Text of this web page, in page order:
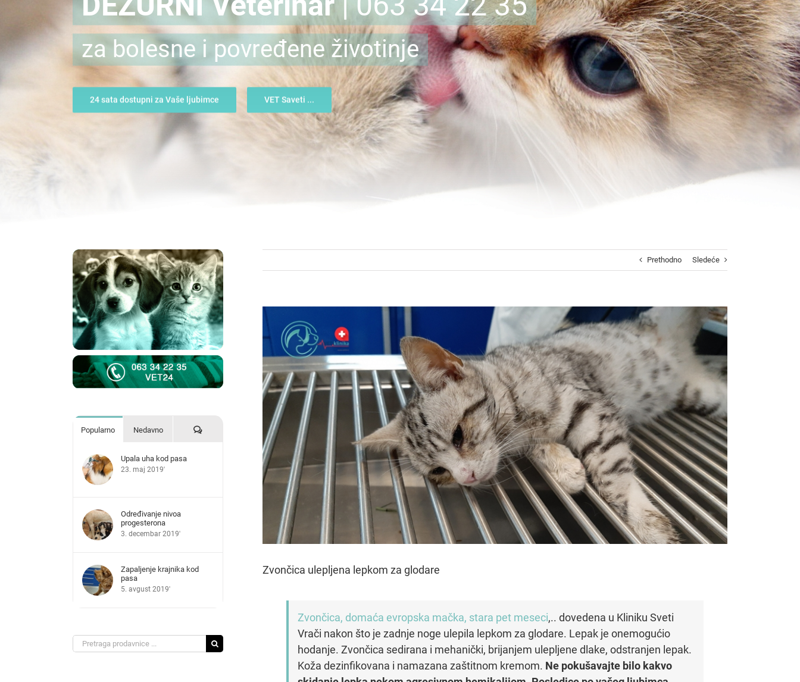
za bolesne i povređene životinje
24 sata dostupni za Vaše ljubimce VET Saveti ...
Prethodno Sledeće
View
Image
Zvončica ulepljena lepkom za glodare
Zvončica, domaća evropska mačka, stara pet meseci,.. dovedena u Kliniku Sveti
Vrači nakon što je zadnje noge ulepila lepkom za glodare. Lepak je onemogućio
hodanje. Zvončica sedirana i mehanički, brijanjem ulepljene dlake, odstranjen lepak.
Koža dezinfikovana i namazana zaštitnom kremom. Ne pokušavajte bilo kakvo
Popularno Nedavno Komentari
Upala uha kod pasa
23. maj 2019'
Određivanje nivoa
progesterona
3. decembar 2019'
Zapaljenje krajnika kod
pasa
5. avgust 2019'
Search
for: